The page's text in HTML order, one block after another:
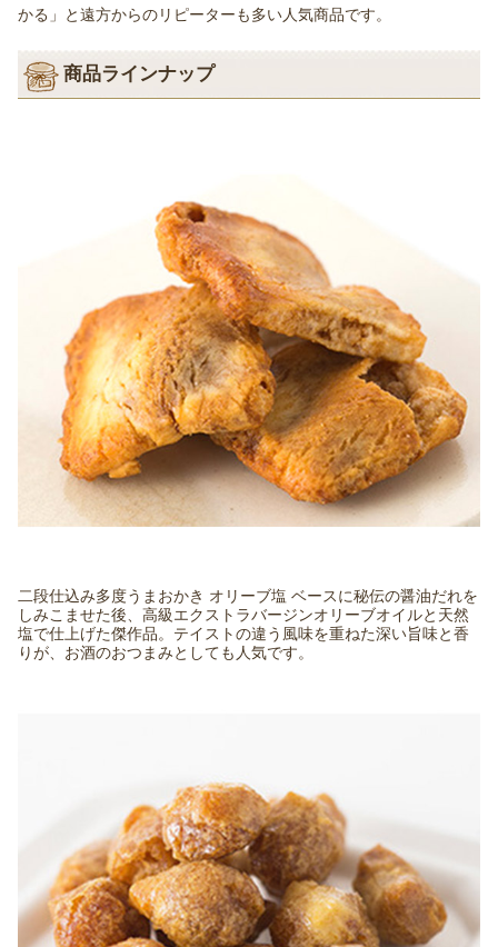
かる」と遠方からのリピーターも多い人気商品です。
商品ラインナップ
二段仕込み多度うまおかき オリーブ塩 ベースに秘伝の醤油だれを
しみこませた後、高級エクストラバージンオリーブオイルと天然
塩で仕上げた傑作品。テイストの違う風味を重ねた深い旨味と香
りが、お酒のおつまみとしても人気です。